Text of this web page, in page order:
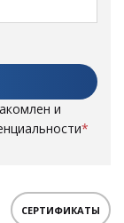
и
*
СЕРТИФИКАТЫ